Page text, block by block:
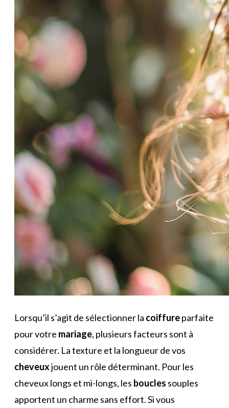
Lorsqu’il s’agit de sélectionner la coiffureparfaite
pour votre mariage, plusieurs facteurs sont à
considérer. La texture et la longueur de vos
cheveuxjouent un rôle déterminant. Pour les
cheveux longs et mi-longs, les boucles souples
apportent un charme sans effort. Si vous